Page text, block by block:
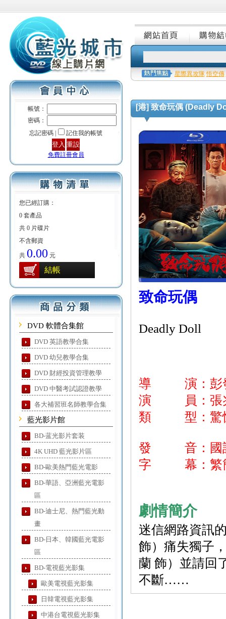
帳號：
密碼：
忘記密碼 |
記住我的帳號
免費註冊會員
您已經訂購：
0 套產品
共 0 片碟片
不含郵資
共 0.00 元
結帳
DVD 軟體合集館
DVD 英語教學合集
DVD 幼兒教學合集
DVD 財經投資管理教學
DVD 中醫考試認證教學
各大補習班名師教學合集
藍光影片館
BD-蓝光影片套装
4K UHD 藍光影片區
BD-歐美熱門藍光電影
BD-華語、亞洲藍光電影
區
BD-迪士尼、熱門藍光動
畫
BD-日本、韓國藍光電影
區
BD-電視藍光影集
歐美電視藍光影集
日韓電視藍光影集
中港台電視藍光影集
星際異攻隊 悟空傳
[港] 致命玩偶 (Deadly
致命玩偶
Deadly Doll
導 演：彭
演 員：張兆
類 型：驚
發 音：國
字 幕：繁簡
劇情簡介
迷信網路資訊
飾）痛失獨子
蘭 飾）並請回
不斷……